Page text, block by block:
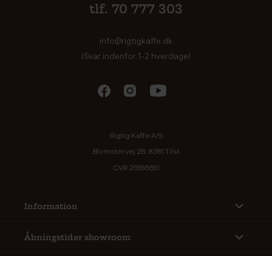
tlf. 70 777 303
info@rigtigkaffe.dk
(Svar indenfor 1-2 hverdage)
Rigtig Kaffe A/S
Blomstervej 2B, 8381 Tilst
CVR 26556651
Information
Åbningstider showroom